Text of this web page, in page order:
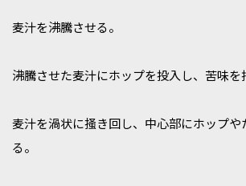
麦汁を沸騰させる。
沸騰させた麦汁にホップを投入し、苦味を
麦汁を渦状に掻き回し、中心部にホップや
る。